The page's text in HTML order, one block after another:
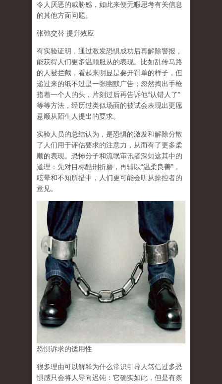
令人厌恶的威胁感，如此来便无暇思考有关信息
的其他方面问题。
张弛交替 提升效应
有实验证明， 通过激发恐惧成功后再解除警报，
能获得人们更多温顺服从的表现。比如乱传马路
的人被拦截，看起来明显是要开罚单的样子，但
递过来的纸不过是一张幽默广告；忽然掏出手枪
指着一个人的头，片刻过后再告诉他“认错人了”
等等方法，经历过类似场面的被试会表现出更愿
意顺从陌生人提出的要求。
实验人员的总结认为，是恐惧的激发和解除分散
了人们用于评估要求的注意力，从而有了更多柔
顺的表现。恐怖分子和流氓审讯者深知这其中的
道理：先对目标酷刑折磨，再辅以“温柔良善”，
眩晕和不知所措中，人们更可能会听从操控者的
意见。
恐惧诉求的适用性
很多理由可以解释为什么常识引导人笃信过多恐
惧感只会将人导向迟钝：它确实如此，但是有条